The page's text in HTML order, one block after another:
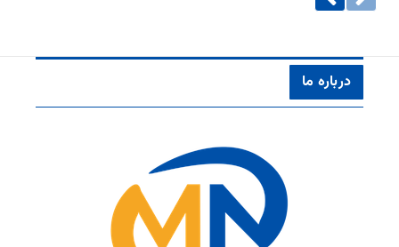
درباره ما